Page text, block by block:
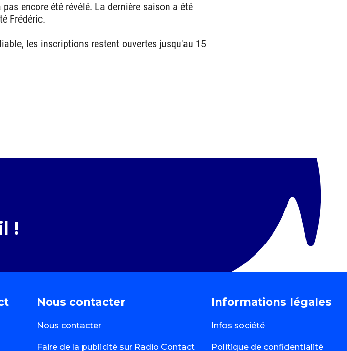
encore été révélé. La dernière saison a été
Frédéric.
les inscriptions restent ouvertes jusqu'au 15
!
Nous contacter
Nous contacter
Faire de la publicité sur Radio Contact
Informations légales
Infos société
Politique de confidentialité